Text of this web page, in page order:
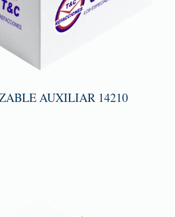
AUXILIAR 14210